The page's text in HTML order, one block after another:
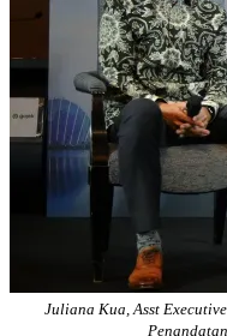
Juliana Kua, Asst